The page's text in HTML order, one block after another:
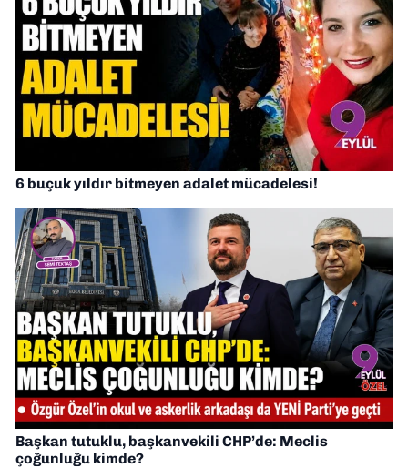
6 buçuk yıldır bitmeyen adalet mücadelesi!
Başkan tutuklu, başkanvekili CHP’de: Meclis
çoğunluğu kimde?